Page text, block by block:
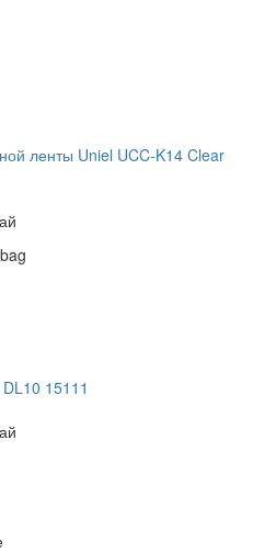
ленты Uniel UCC-K14 Clear
15111